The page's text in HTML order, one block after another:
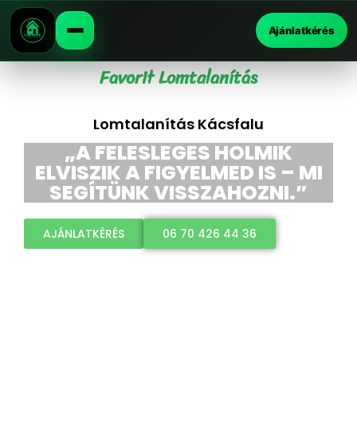
Ajánlatkérés
Favorit Lomtalanítás
Lomtalanítás Kácsfalu
„A FELESLEGES HOLMIK
ELVISZIK A FIGYELMED IS – MI
SEGÍTÜNK VISSZAHOZNI.”
AJÁNLATKÉRÉS 06 70 426 44 36